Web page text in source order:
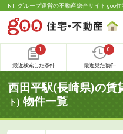
NTTグループ運営の不動産総合サイト goo
1
最近検索した条件
0
最近見た物件
西田平駅(長崎県)の賃
ト) 物件一覧